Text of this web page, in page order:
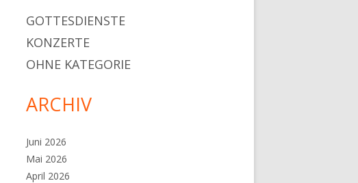
GOTTESDIENSTE
KONZERTE
OHNE KATEGORIE
ARCHIV
Juni 2026
Mai 2026
April 2026